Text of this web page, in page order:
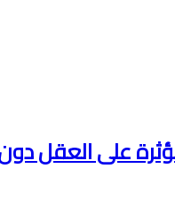
على العقل